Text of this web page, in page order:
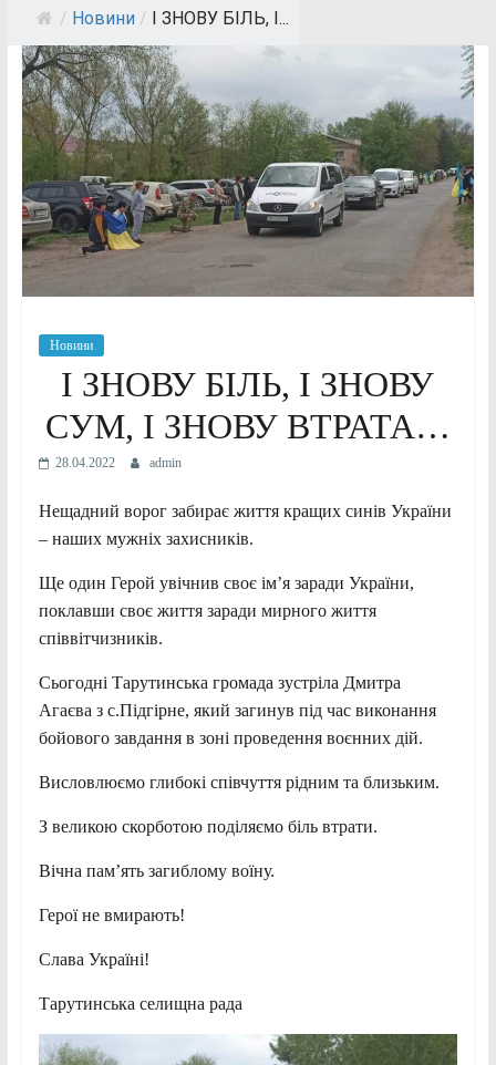
/ Новини / І ЗНОВУ БІЛЬ, І...
Новини
І ЗНОВУ БІЛЬ, І ЗНОВУ
СУМ, І ЗНОВУ ВТРАТА…
28.04.2022 admin
Нещадний ворог забирає життя кращих синів України
– наших мужніх захисників.
Ще один Герой увічнив своє ім’я заради України,
поклавши своє життя заради мирного життя
співвітчизників.
Сьогодні Тарутинська громада зустріла Дмитра
Агаєва з с.Підгірне, який загинув під час виконання
бойового завдання в зоні проведення воєнних дій.
Висловлюємо глибокі співчуття рідним та близьким.
З великою скорботою поділяємо біль втрати.
Вічна пам’ять загиблому воїну.
Герої не вмирають!
Слава Україні!
Тарутинська селищна рада